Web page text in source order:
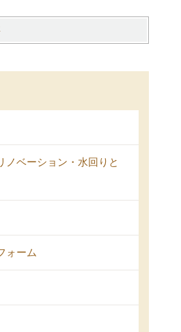
ベーション・水回りと
ォーム